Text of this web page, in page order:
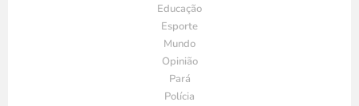
Educação
Esporte
Mundo
Opinião
Pará
Polícia